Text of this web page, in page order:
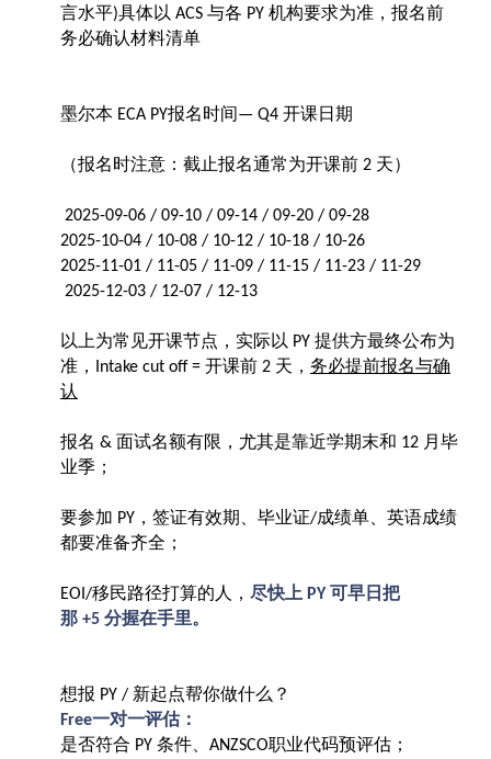
言水平)具体以 ACS 与各 PY 机构要求为准，报名前
务必确认材料清单
墨尔本 ECA PY报名时间— Q4 开课日期
（报名时注意：截止报名通常为开课前 2 天）
2025-09-06 / 09-10 / 09-14 / 09-20 / 09-28
2025-10-04 / 10-08 / 10-12 / 10-18 / 10-26
2025-11-01 / 11-05 / 11-09 / 11-15 / 11-23 / 11-29
2025-12-03 / 12-07 / 12-13
以上为常见开课节点，实际以 PY 提供方最终公布为
准，
Intake cut off = 开课前 2 天， 务必提前报名与确
认
报名 & 面试名额有限，尤其是靠近学期末和 12 月毕
业季；
要参加 PY ，签证有效期、毕业证/成绩单、英语成绩
都要准备齐全；
EOI/移民路径打算的人， 尽快上 PY 可早日把
那 +5 分握在手里。
想报 PY / 新起点帮你做什么？
Free一对一评估：
是否符合 PY 条件、 ANZSCO职业代码预评估；